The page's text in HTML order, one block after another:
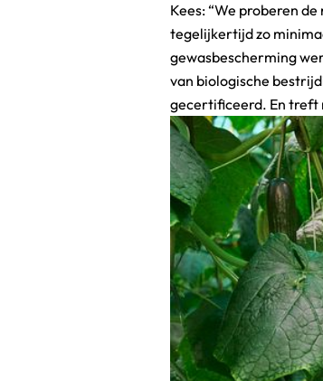
Kees: “We proberen
tegelijkertijd zo
gewasbescherming
van biologische
gecertificeerd. En treft
planetproof mogelijk
over een GlobalGap-
orde hebben, en men